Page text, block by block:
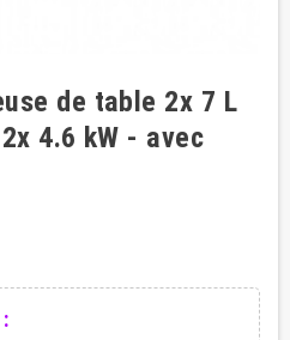
de table 2x 7 L
4.6 kW - avec